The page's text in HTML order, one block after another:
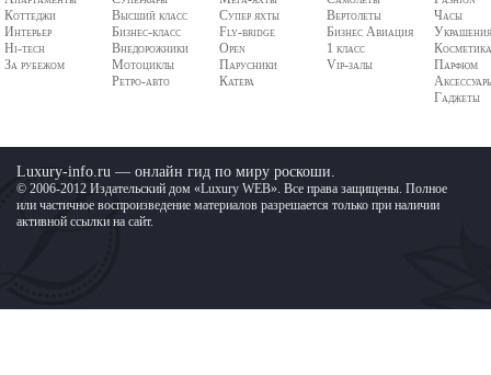
Коттеджи
Интерьер
Hi-tech
За рубежом
Высший класс
Бизнес-класс
Внедорожники
Мотоциклы
Ретро-авто
Супер яхты
Fly-bridge
Open
Парусники
Катера
Вертолеты
Бизнес Авиация
1 класс
Vip-залы
Часы
Парфюм
Гаджеты
Luxury-info.ru — онлайн гид по миру роскоши.
© 2006-2012 Издательский дом «Luxury WEB». Все права защищены. Полное
или частичное воспроизведение материалов разрешается только при наличии
активной ссылки на сайт.